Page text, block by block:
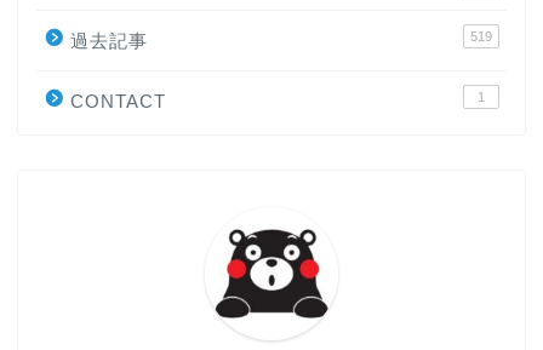
過去記事 519
CONTACT 1
大学入試英語対策講座
英語名言・格言・カッコい
い英語＆素敵な英文フレー